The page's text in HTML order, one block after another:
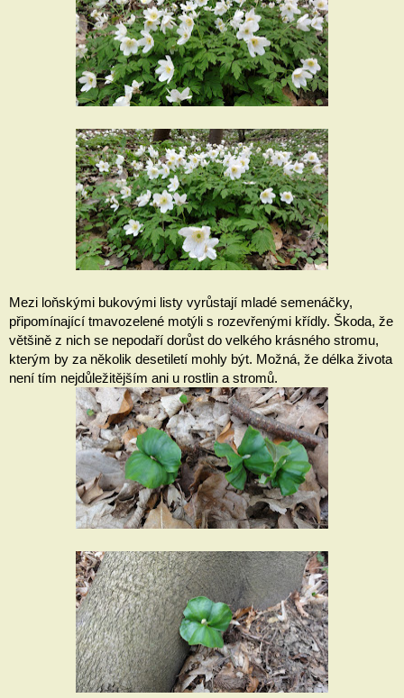
Mezi loňskými bukovými listy vyrůstají mladé semenáčky,
připomínající tmavozelené motýli s rozevřenými křídly. Škoda, že
většině z nich se nepodaří dorůst do velkého krásného stromu,
kterým by za několik desetiletí mohly být. Možná, že délka života
není tím nejdůležitějším ani u rostlin a stromů.